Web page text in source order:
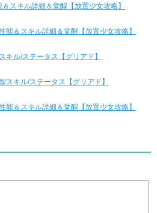
スキル詳細＆覚醒【放置少女攻略】
能＆スキル詳細＆覚醒【放置少女攻略】
キル/ステータス【グリアド】
スキル/ステータス【グリアド】
能＆スキル詳細＆覚醒【放置少女攻略】